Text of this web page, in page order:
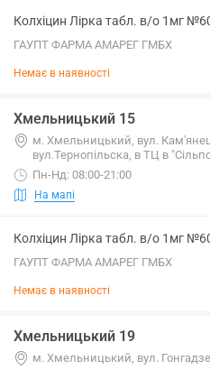
Колхіцин Лірка табл. в/о 1мг
ГАУПТ ФАРМА АМАРЕГ ГМБХ
Немає в наявності
Хмельницький 15
м. Хмельницький, вул.
вул.Тернопільска, в ТЦ в
Пн-Нд: 08:00-21:00
На мапі
Колхіцин Лірка табл. в/о 1мг
ГАУПТ ФАРМА АМАРЕГ ГМБХ
Немає в наявності
Хмельницький 19
м. Хмельницький, вул.